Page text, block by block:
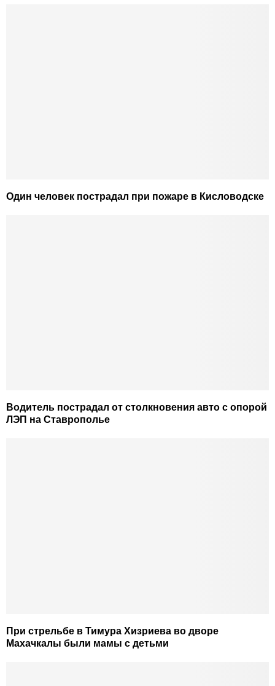
Один человек пострадал при пожаре в Кисловодске
Водитель пострадал от столкновения авто с опорой
ЛЭП на Ставрополье
При стрельбе в Тимура Хизриева во дворе
Махачкалы были мамы с детьми